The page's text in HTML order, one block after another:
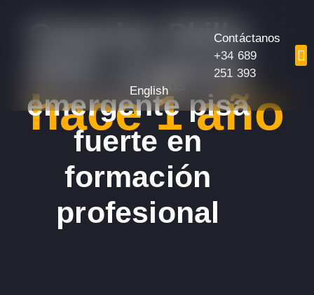
English
Contáctanos
+34 689
251 393
EVENTOS
hace 1 año
Canarias Skills
2025: el talento
emergente pisa
fuerte en
formación
profesional